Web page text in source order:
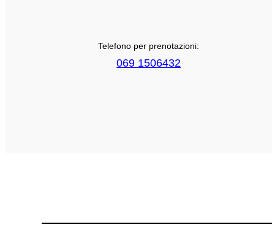
Telefono per prenotazioni:
069 1506432